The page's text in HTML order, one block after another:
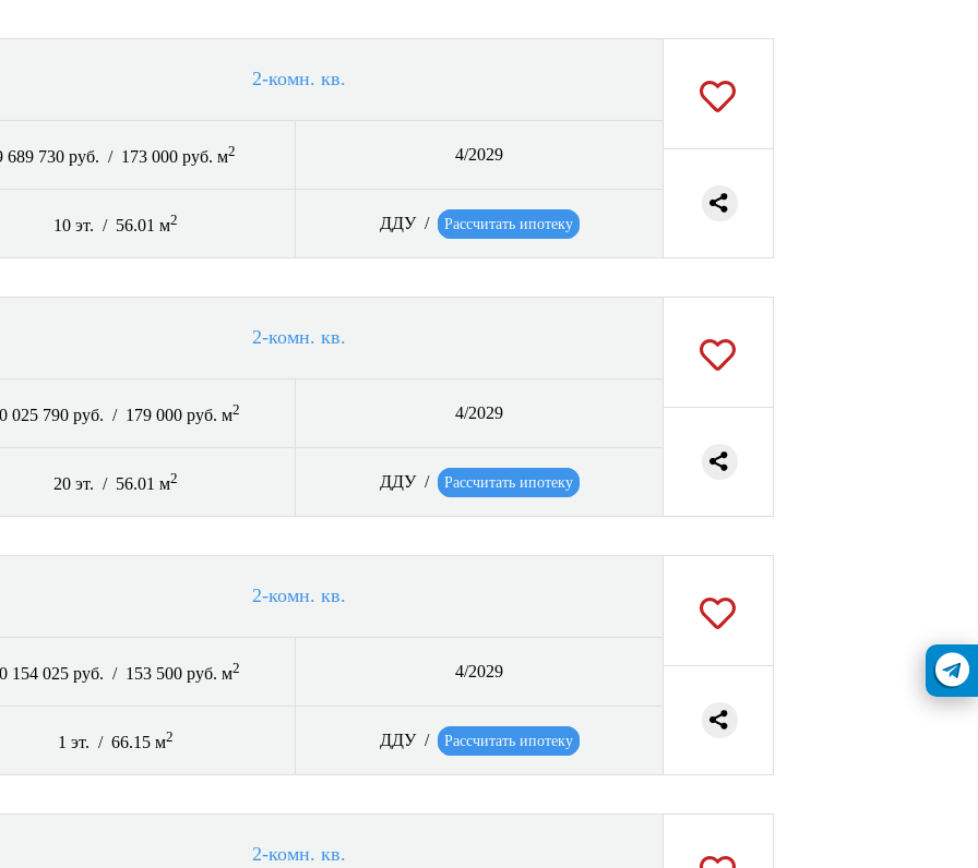
2-комн. кв.
689 730 руб. / 173 000 руб. м2 4/2029
10 эт. / 56.01 м2 ДДУ / Рассчитать ипотеку
2-комн. кв.
025 790 руб. / 179 000 руб. м2 4/2029
20 эт. / 56.01 м2 ДДУ / Рассчитать ипотеку
2-комн. кв.
154 025 руб. / 153 500 руб. м2 4/2029
1 эт. / 66.15 м2 ДДУ / Рассчитать ипотеку
2-комн. кв.